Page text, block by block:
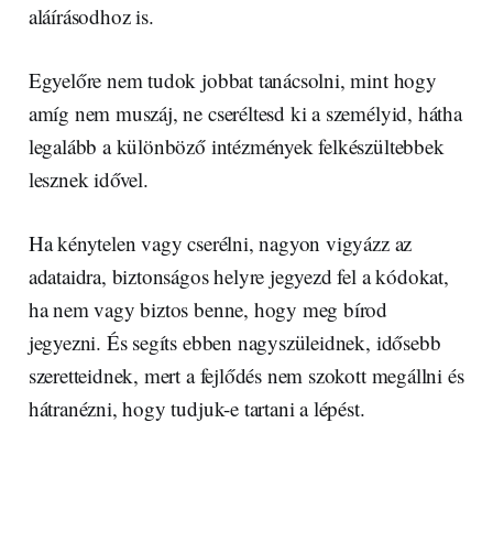
aláírásodhoz is.
Egyelőre nem tudok jobbat tanácsolni, mint hogy
amíg nem muszáj, ne cseréltesd ki a személyid, hátha
legalább a különböző intézmények felkészültebbek
lesznek idővel.
Ha kénytelen vagy cserélni, nagyon vigyázz az
adataidra, biztonságos helyre jegyezd fel a kódokat,
ha nem vagy biztos benne, hogy meg bírod
jegyezni. És segíts ebben nagyszüleidnek, idősebb
szeretteidnek, mert a fejlődés nem szokott megállni és
hátranézni, hogy tudjuk-e tartani a lépést.